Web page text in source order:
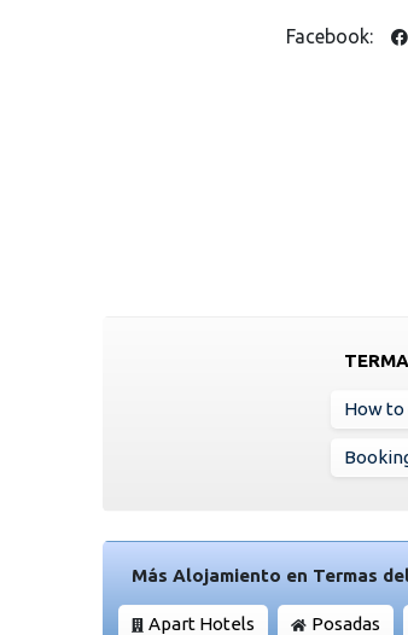
Facebook:
How to
Más Alojamiento en Termas
Apart Hotels Posadas